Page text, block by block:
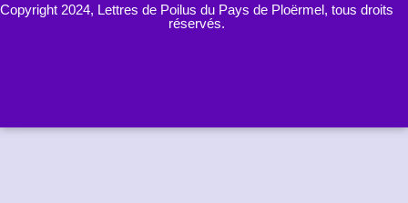
Copyright 2024, Lettres de Poilus du Pays de Ploërmel, tous droits
réservés.